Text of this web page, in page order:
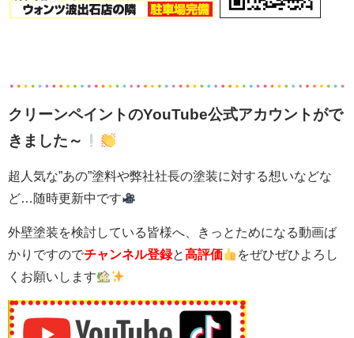
クリーンペイントのYouTube公式アカウントがで
きました～
超人気な”あの”塗料や弊社社長の塗装に対する想いなどな
ど…随時更新中です
外壁塗装を検討している皆様へ、きっとためになる動画ば
かりですのでチャンネル登録と高評価
をぜひぜひよろし
くお願いします